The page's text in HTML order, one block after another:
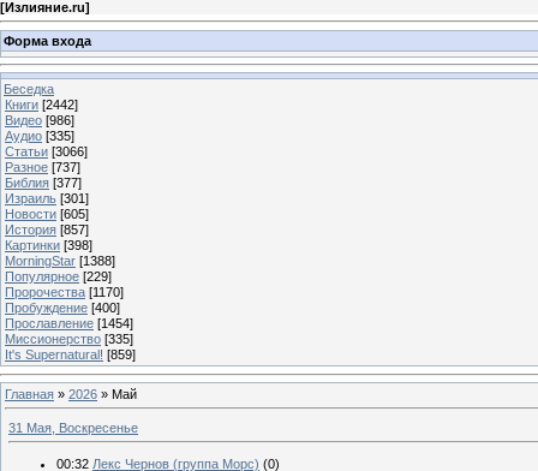
[Излияние.ru]
Форма входа
Беседка
Книги [2442]
Видео [986]
Аудио [335]
Статьи [3066]
Разное [737]
Библия [377]
Израиль [301]
Новости [605]
История [857]
Картинки [398]
MorningStar [1388]
Популярное [229]
Пророчества [1170]
Пробуждение [400]
Прославление [1454]
Миссионерство [335]
It's Supernatural! [859]
Главная » 2026 » Май
31 Мая, Воскресенье
00:32 Лекс Чернов (группа Морс) (0)